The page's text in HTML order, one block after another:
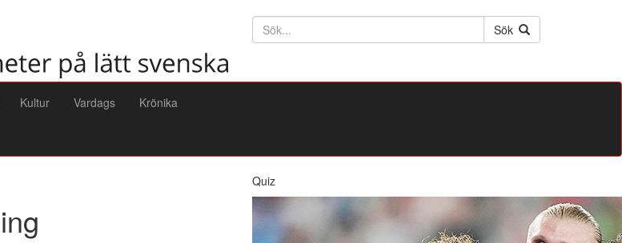
Söktext
Sök
Kultur Vardags Krönika
Quiz